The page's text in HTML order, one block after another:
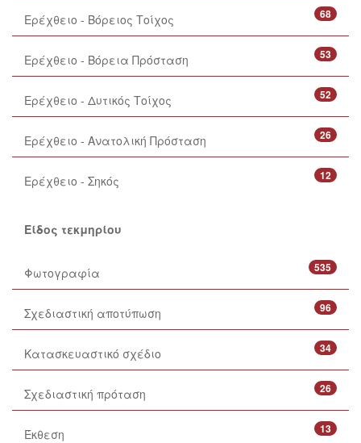
68
Ερέχθειο - Βόρειος Τοίχος
53
Ερέχθειο - Βόρεια Πρόσταση
52
Ερέχθειο - Δυτικός Τοίχος
26
Ερέχθειο - Ανατολική Πρόσταση
12
Ερέχθειο - Σηκός
Είδος τεκμηρίου
535
Φωτογραφία
96
Σχεδιαστική αποτύπωση
34
Κατασκευαστικό σχέδιο
26
Σχεδιαστική πρόταση
13
Έκθεση